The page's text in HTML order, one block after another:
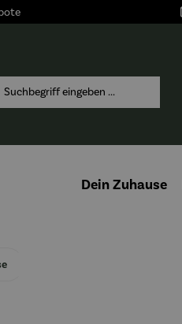
springen
Dein Zuhause